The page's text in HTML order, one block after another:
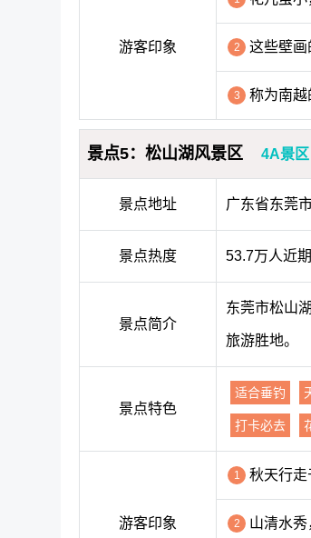
游客印象 2 这些壁
3 称为南越
景点5：松山湖风景区 4A景区
景点地址 广东省东莞
景点热度 53.7万人近
景点简介
东莞市松山
旅游胜地。
景点特色
适合垂钓
打卡必去
游客印象
1 秋天行走
2 山清水